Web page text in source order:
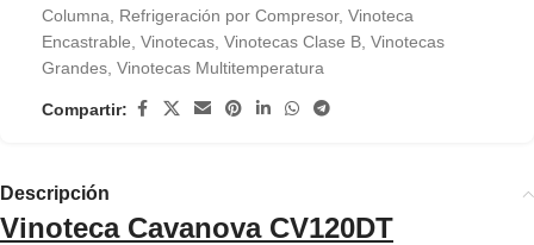
Columna
Refrigeración por Compresor, Vinoteca
Encastrable Vinotecas Vinotecas Clase B Vinotecas
Grandes Vinotecas Multitemperatura
Compartir:
Descripción
Vinoteca Cavanova CV120DT